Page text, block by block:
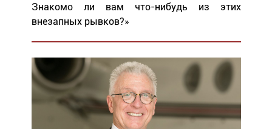
Знакомо ли вам что-нибудь из этих
внезапных рывков?»